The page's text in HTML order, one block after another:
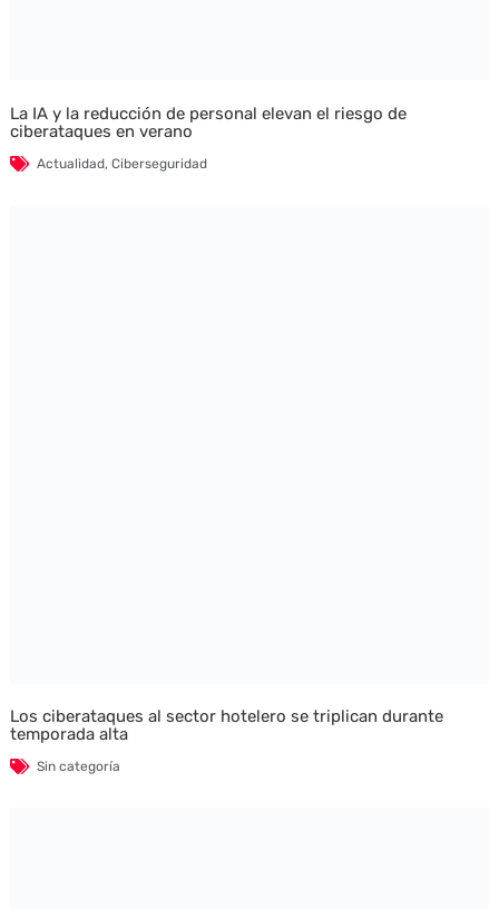
La IA y la reducción de personal elevan el riesgo de
ciberataques en verano
Actualidad, Ciberseguridad
Los ciberataques al sector hotelero se triplican durante
temporada alta
Sin categoría